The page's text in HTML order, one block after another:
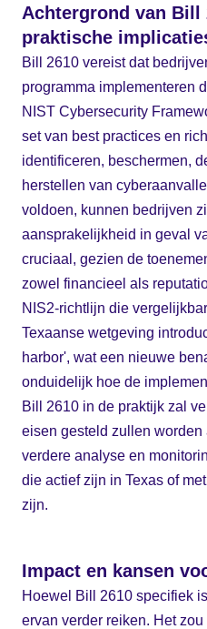
Achtergrond van Bill
praktische
Bill 2610 vereist dat
programma implementeren
NIST Cybersecurity
set van best practices en
identificeren, beschermen,
herstellen van
voldoen, kunnen bedrijven
aansprakelijkheid in geval
cruciaal, gezien de
zowel financieel als
NIS2-richtlijn die
Texaanse wetgeving
harbor', wat een nieuwe
onduidelijk hoe de
Bill 2610 in de praktijk zal
eisen gesteld zullen
verdere analyse en
die actief zijn in Texas of
zijn.
Impact en kansen
Hoewel Bill 2610 specifiek
ervan verder reiken. Het